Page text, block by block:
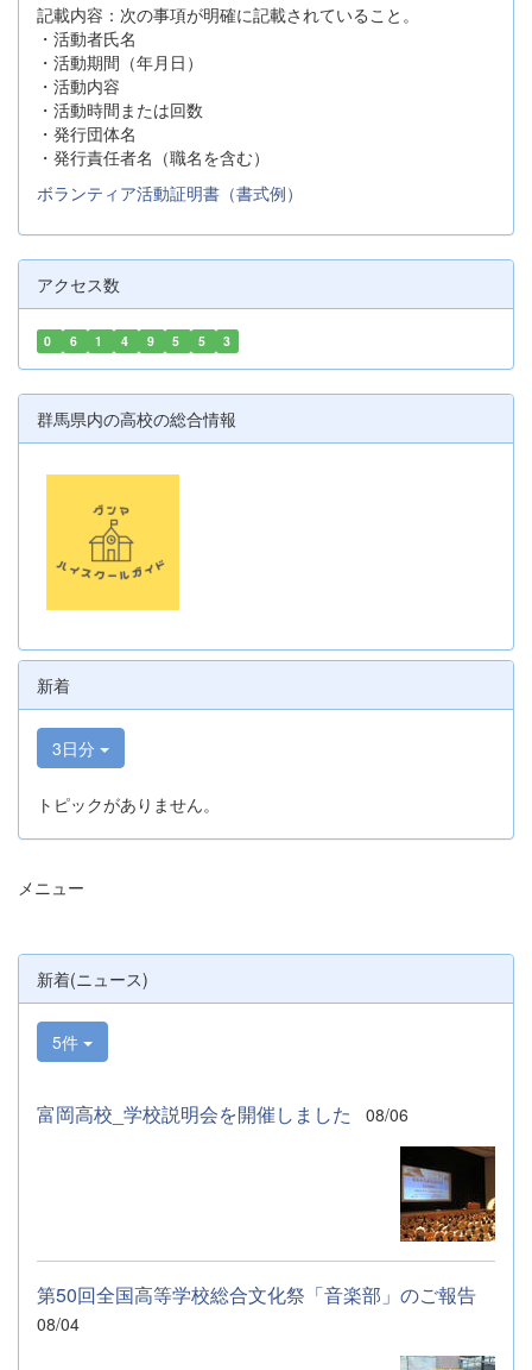
記載内容：次の事項が明確に記載されていること。
・活動者氏名
・活動期間（年月日）
・活動内容
・活動時間または回数
・発行団体名
・発行責任者名（職名を含む）
ボランティア活動証明書（書式例）
アクセス数
0 6 1 4 9 5 5 3
群馬県内の高校の総合情報
新着
3日分
トピックがありません。
メニュー
新着(ニュース)
5件
富岡高校_学校説明会を開催しました 08/06
第50回全国高等学校総合文化祭「音楽部」のご報告
08/04